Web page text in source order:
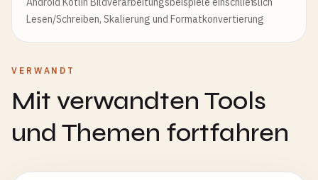
Lesen/Schreiben, Skalierung und Formatkonvertierung
VERWANDT
Mit verwandten Tools
und Themen fortfahren